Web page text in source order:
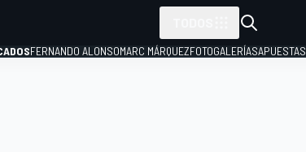
FERNANDO ALONSOMARC MÁRQUEZFOTOGALERÍASAPUESTAS